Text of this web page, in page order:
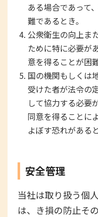
ある場合であって
難であるとき。
公衆衛生の向上ま
ために特に必要が
意を得ることが困
国の機関もしくは
受けた者が法令の
して協力する必要
同意を得ることに
よぼす恐れがあると
安全管理
当社は取り扱う個
は、き損の防止そ